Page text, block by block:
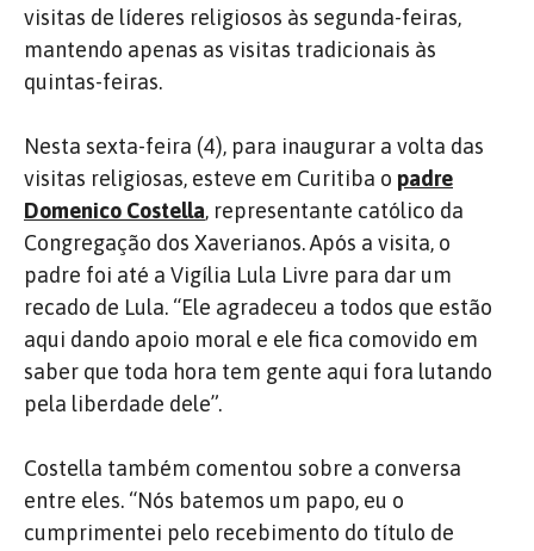
visitas de líderes religiosos às segunda-feiras,
mantendo apenas as visitas tradicionais às
quintas-feiras.
Nesta sexta-feira (4), para inaugurar a volta das
visitas religiosas, esteve em Curitiba o padre
Domenico Costella, representante católico da
Congregação dos Xaverianos. Após a visita, o
padre foi até a Vigília Lula Livre para dar um
recado de Lula. “Ele agradeceu a todos que estão
aqui dando apoio moral e ele fica comovido em
saber que toda hora tem gente aqui fora lutando
pela liberdade dele”.
Costella também comentou sobre a conversa
entre eles. “Nós batemos um papo, eu o
cumprimentei pelo recebimento do título de